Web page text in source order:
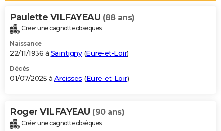
Alimentation
Guide de la santé
Maladies
Médicaments
Sommeil
VOYAGE
Destinations
City break
Voyage nature
Voyage de noces
Forum
Climat
+PHOTO
GUIDES D'ACHAT
BONS PLANS
Carte de Noël
Carte Bonne année
Carte Saint-Valentin
Carte Pâques
Carte d'anniversaire
DICTIONNAIRE
Paulette VILFAYEAU (88 ans)
Créer une cagnotte obsèques
Naissance
22/11/1936 à Saintigny(Eure-et-Loir)
Décès
01/07/2025 à Arcisses (Eure-et-Loir)
Roger VILFAYEAU (90 ans)
Créer une cagnotte obsèques